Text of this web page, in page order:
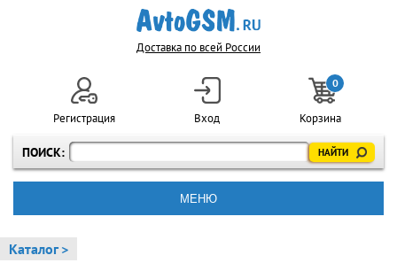
Доставка по всей России
ПОИСК:
Регистрация Вход
0
Корзина
МЕНЮ
Каталог >